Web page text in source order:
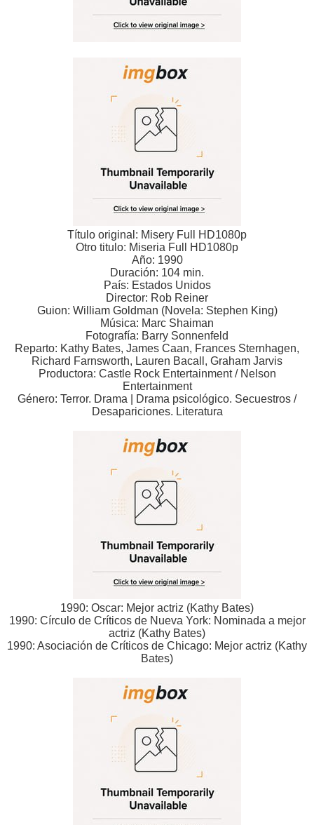
Título original: Misery Full HD1080p
Otro titulo: Miseria Full HD1080p
Año: 1990
Duración: 104 min.
País: Estados Unidos
Director: Rob Reiner
Guion: William Goldman (Novela: Stephen King)
Música: Marc Shaiman
Fotografía: Barry Sonnenfeld
Reparto: Kathy Bates, James Caan, Frances Sternhagen,
Richard Farnsworth, Lauren Bacall, Graham Jarvis
Productora: Castle Rock Entertainment / Nelson
Entertainment
Género: Terror. Drama | Drama psicológico. Secuestros /
Desapariciones. Literatura
1990: Oscar: Mejor actriz (Kathy Bates)
1990: Círculo de Críticos de Nueva York: Nominada a mejor
actriz (Kathy Bates)
1990: Asociación de Críticos de Chicago: Mejor actriz (Kathy
Bates)